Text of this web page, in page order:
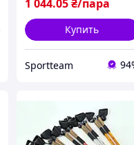
1 044.05₴/пара
Купить
Sportteam